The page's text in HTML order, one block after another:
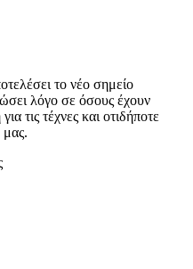
το νέο σημείο
λόγο σε όσους έχουν
τις τέχνες και οτιδήποτε
μας.